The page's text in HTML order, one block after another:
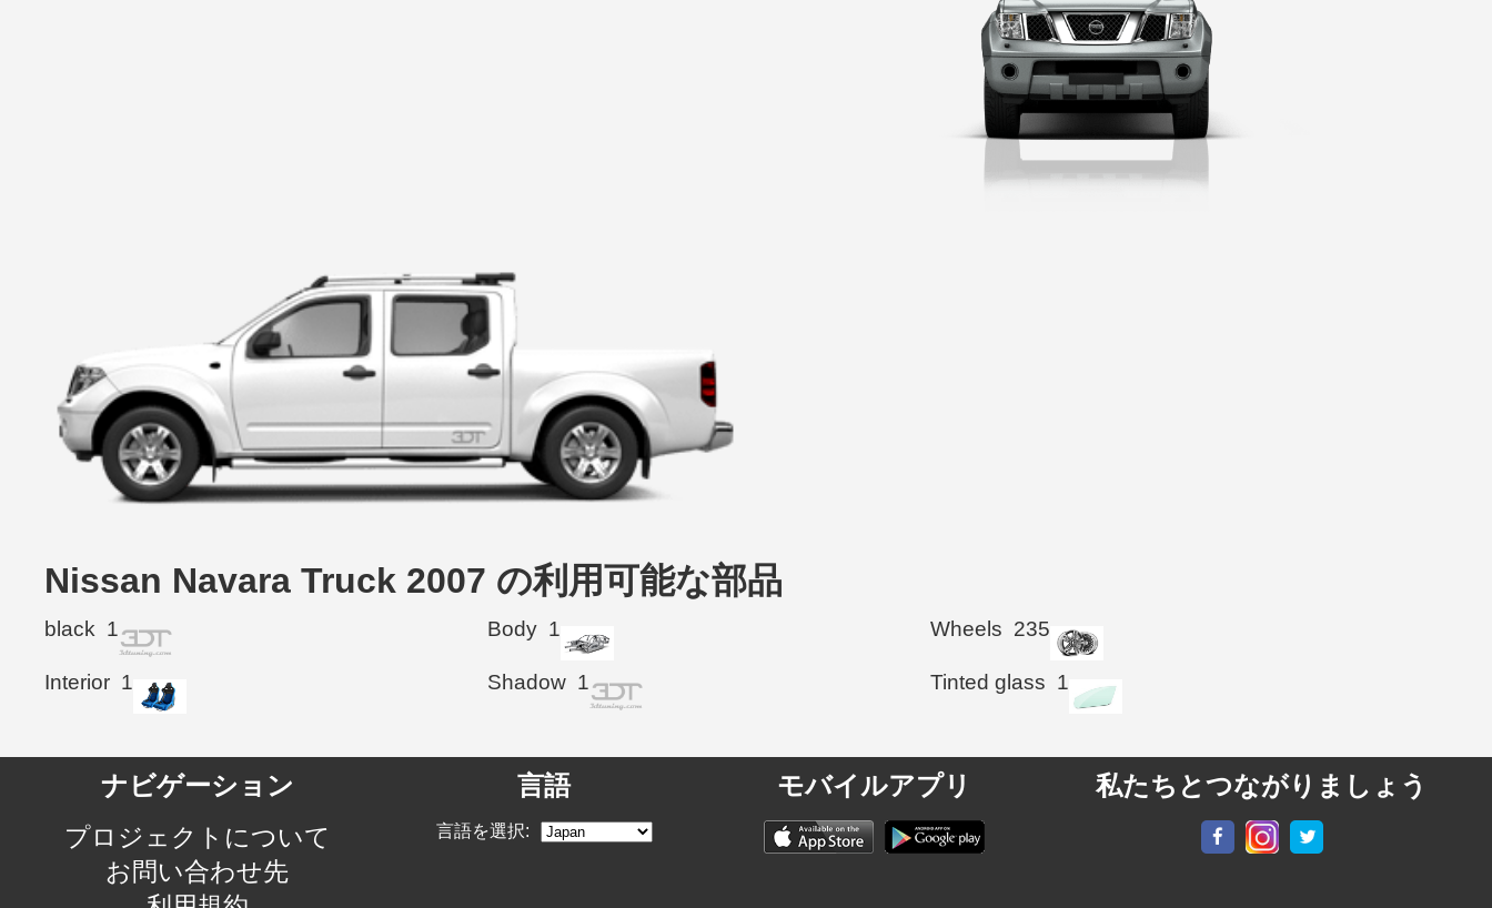
Nissan Navara Truck 2007 の利用可能な部品
black 1 Body 1 Wheels 235
Interior 1 Shadow 1 Tinted glass 1
ナビゲーション
プロジェクトについて
お問い合わせ先
言語
言語を選択:
モバイルアプリ 私たちとつながりましょう